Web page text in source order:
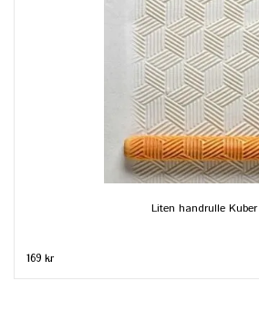
Liten handrulle Kuber
169 kr